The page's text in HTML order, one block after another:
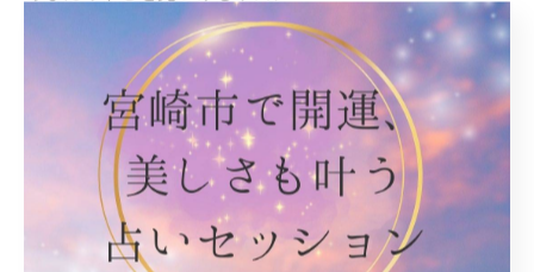
*･゜ﾟ･*:.｡..｡.:* .｡.:*･゜ﾟ･*
幸運＊開花サロンWellbeing
ご予約お待ちしています💝